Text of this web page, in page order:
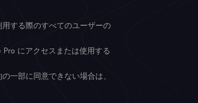
する際のすべてのユーザーの
にアクセスまたは使用する
一部に同意できない場合は、